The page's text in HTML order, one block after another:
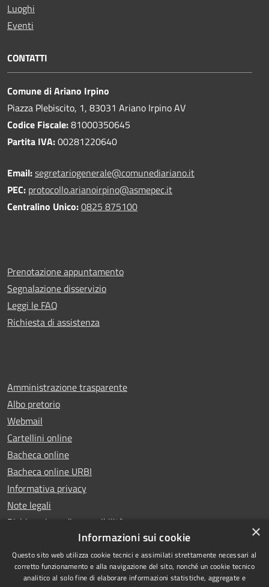
Luoghi
Eventi
CONTATTI
Comune di Ariano Irpino
Piazza Plebiscito, 1, 83031 Ariano Irpino AV
Codice Fiscale:81000350645
Partita IVA:00281220640
Email:segretariogenerale@comunediariano.it
PEC: protocollo.arianoirpino@asmepec.it
Centralino Unico:0825 875100
Prenotazione appuntamento
Segnalazione disservizio
Leggi le FAQ
Richiesta di assistenza
Amministrazione trasparente
Albo pretorio
Webmail
Cartellini online
Bacheca online
Bacheca online URBI
Informativa privacy
Note legali
Dichiarazione di accessibilità
RSS Copyright © 2025 Comune di
×
Informazioni sui cookie
Questo sito web utilizza cookie tecnici e assimilati strettamente necessari al
corretto funzionamento e alla navigazione del sito, nonché un cookie tecnico
analitico al solo fine di elaborare informazioni statistiche, aggregate e